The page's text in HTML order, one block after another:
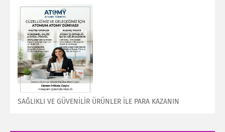
SAĞLIKLI VE GÜVENİLİR ÜRÜNLER İLE PARA KAZANIN